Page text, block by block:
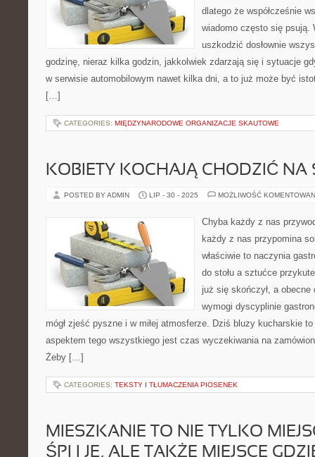
dlatego że współcześnie
wiadomo często się psują.
uszkodzić dosłownie
godzinę, nieraz kilka godzin, jakkolwiek zdarzają się i sytuacje
w serwisie automobilowym nawet kilka dni, a to już może być
[…]
CATEGORIES: MIĘDZYNARODOWE ORGANIZACJE SKAUTOWE
KOBIETY KOCHAJĄ CHODZIĆ NA
POSTED BY ADMIN LIP - 30 - 2025 MOŻLIWOŚĆ
Chyba każdy z nas
każdy z nas przypomina
właściwie to naczynia
do stołu a sztućce
już się skończył, a
wymogi dyscyplinie
mógł zjeść pyszne i w miłej atmosferze. Dziś bluzy kucharskie
aspektem tego wszystkiego jest czas wyczekiwania na
Żeby […]
CATEGORIES: TEKSTY I TŁUMACZENIA PIOSENEK
MIESZKANIE TO NIE TYLKO
ŚPI I JE, ALE TAKŻE MIEJSCE